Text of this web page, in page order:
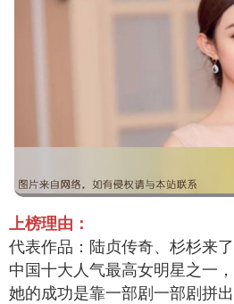
上榜理由：
代表作品：陆贞传奇、杉杉来
中国十大人气最高女明星之一，
她的成功是靠一部剧一部剧拼